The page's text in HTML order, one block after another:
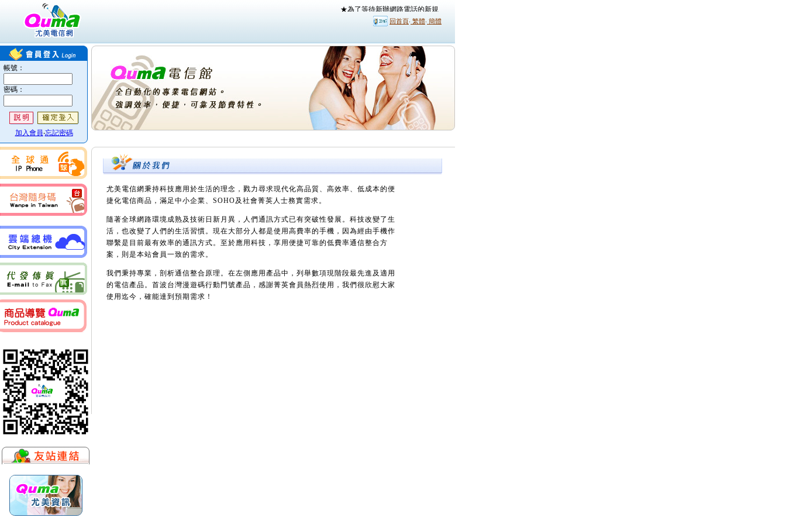
回首頁‧ 繁體‧ 簡體
尤美電信網秉持科技應用於生活的理念，戮力尋求現代化高品質、高效率、低成本的便
捷化電信商品，滿足中小企業、SOHO及社會菁英人士務實需求。
隨著全球網路環境成熟及技術日新月異，人們通訊方式已有突破性發展。科技改變了生
活，也改變了人們的生活習慣。現在大部分人都是使用高費率的手機，因為經由手機作
聯繫是目前最有效率的通訊方式。至於應用科技，享用便捷可靠的低費率通信整合方
案，則是本站會員一致的需求。
我們秉持專業，剖析通信整合原理。在左側應用產品中，列舉數項現階段最先進及適用
的電信產品。首波台灣漫遊碼行動門號產品，感謝菁英會員熱烈使用，我們很欣慰大家
使用迄今，確能達到預期需求！